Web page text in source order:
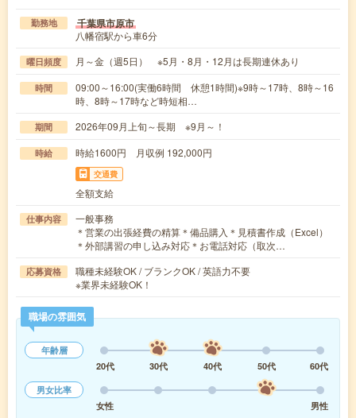
勤務地 千葉県市原市
八幡宿駅から車6分
曜日頻度 月～金（週5日） ※5月・8月・12月は長期連休あり
時間
09:00～16:00(実働6時間 休憩1時間)※9時～17時、8時～16
時、8時～17時など時短相…
期間 2026年09月上旬～長期 ※9月～！
時給 時給1600円 月収例 192,000円
交通費
全額支給
仕事内容
一般事務
＊営業の出張経費の精算＊備品購入＊見積書作成（Excel）
＊外部講習の申し込み対応＊お電話対応（取次…
応募資格
職種未経験OK / ブランクOK / 英語力不要
※業界未経験OK！
職場の雰囲気
年齢層
20代
30代 40代 50代
60代
男女比率
女性
男性